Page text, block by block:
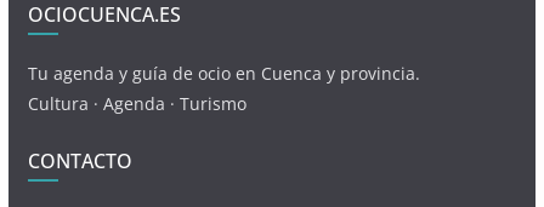
OCIOCUENCA.ES
Tu agenda y guía de ocio en Cuenca y provincia.
Cultura · Agenda · Turismo
CONTACTO